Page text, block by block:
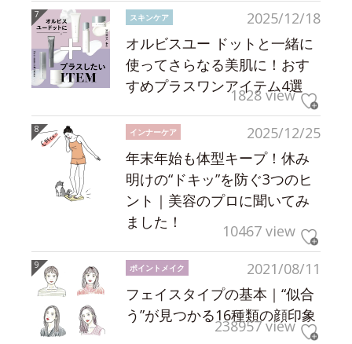
2025/12/18
スキンケア
オルビスユー ドットと一緒に
使ってさらなる美肌に！おす
すめプラスワンアイテム4選
1828 view
2025/12/25
インナーケア
年末年始も体型キープ！休み
明けの“ドキッ”を防ぐ3つのヒ
ント｜美容のプロに聞いてみ
ました！
10467 view
2021/08/11
ポイントメイク
フェイスタイプの基本｜“似合
う”が見つかる16種類の顔印象
238957 view